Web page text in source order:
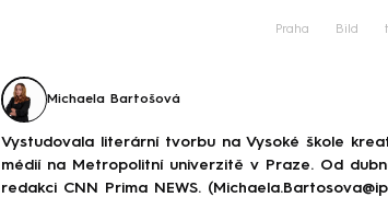
Praha Bild
Michaela Bartošová
Vystudovala literární tvorbu na Vysoké škole
médií na Metropolitní univerzitě v Praze. Od
redakci CNN Prima NEWS.